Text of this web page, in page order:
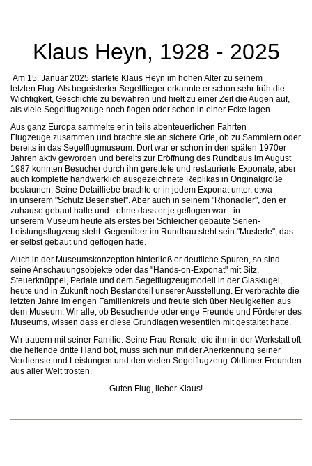
Klaus Heyn, 1928 - 2025
Am 15. Januar 2025 startete Klaus Heyn im hohen Alter zu seinem
letzten Flug. Als begeisterter Segelflieger erkannte er schon sehr früh die
Wichtigkeit, Geschichte zu bewahren und hielt zu einer Zeit die Augen auf,
als viele Segelflugzeuge noch flogen oder schon in einer Ecke lagen.
Aus ganz Europa sammelte er in teils abenteuerlichen Fahrten
Flugzeuge zusammen und brachte sie an sichere Orte, ob zu Sammlern oder
bereits in das Segelflugmuseum. Dort war er schon in den späten 1970er
Jahren aktiv geworden und bereits zur Eröffnung des Rundbaus im August
1987 konnten Besucher durch ihn gerettete und restaurierte Exponate, aber
auch komplette handwerklich ausgezeichnete Replikas in Originalgröße
bestaunen. Seine Detailliebe brachte er in jedem Exponat unter, etwa
in unserem "Schulz Besenstiel". Aber auch in seinem "Rhönadler", den er
zuhause gebaut hatte und - ohne dass er je geflogen war - in
unserem Museum heute als erstes bei Schleicher gebaute Serien-
Leistungsflugzeug steht. Gegenüber im Rundbau steht sein "Musterle", das
er selbst gebaut und geflogen hatte.
Auch in der Museumskonzeption hinterließ er deutliche Spuren, so sind
seine Anschauungsobjekte oder das "Hands-on-Exponat" mit Sitz,
Steuerknüppel, Pedale und dem Segelflugzeugmodell in der Glaskugel,
heute und in Zukunft noch Bestandteil unserer Ausstellung. Er verbrachte die
letzten Jahre im engen Familienkreis und freute sich über Neuigkeiten aus
dem Museum. Wir alle, ob Besuchende oder enge Freunde und Förderer des
Museums, wissen dass er diese Grundlagen wesentlich mit gestaltet hatte.
Wir trauern mit seiner Familie. Seine Frau Renate, die ihm in der Werkstatt oft
die helfende dritte Hand bot, muss sich nun mit der Anerkennung seiner
Verdienste und Leistungen und den vielen Segelflugzeug-Oldtimer Freunden
aus aller Welt trösten.
Guten Flug, lieber Klaus!